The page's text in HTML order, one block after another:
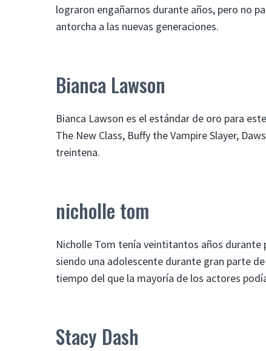
lograron engañarnos durante años, pero no
antorcha a las nuevas generaciones.
Bianca Lawson
Bianca Lawson es el estándar de oro para
The New Class, Buffy the Vampire Slayer,
treintena.
nicholle tom
Nicholle Tom tenía veintitantos años durante
siendo una adolescente durante gran parte
tiempo del que la mayoría de los actores
Stacy Dash